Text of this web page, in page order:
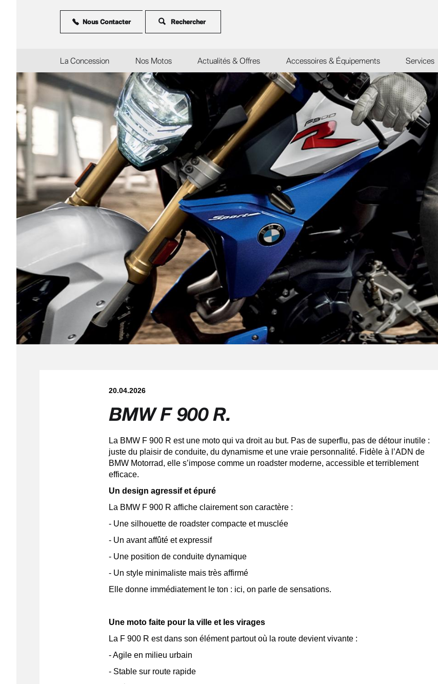
Nous Contacter
La Concession Nos Motos Actualités & Offres Accessoires & Équipements Services
20.04.2026
BMW F 900 R.
La BMW F 900 R est une moto qui va droit au but. Pas de superflu, pas de détour inutile :
juste du plaisir de conduite, du dynamisme et une vraie personnalité. Fidèle à l’ADN de
BMW Motorrad, elle s’impose comme un roadster moderne, accessible et terriblement
efficace.
Un design agressif et épuré
La BMW F 900 R affiche clairement son caractère :
- Une silhouette de roadster compacte et musclée
- Un avant affûté et expressif
- Une position de conduite dynamique
- Un style minimaliste mais très affirmé
Elle donne immédiatement le ton : ici, on parle de sensations.
Une moto faite pour la ville et les virages
La F 900 R est dans son élément partout où la route devient vivante :
- Agile en milieu urbain
- Stable sur route rapide